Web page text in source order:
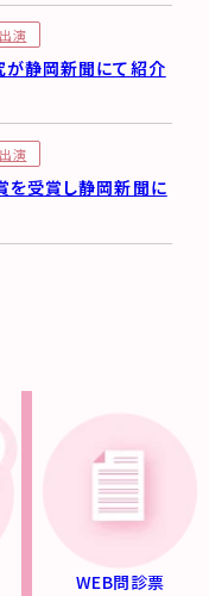
演
静岡新聞にて紹介
演
受賞し静岡新聞に
WEB問診票